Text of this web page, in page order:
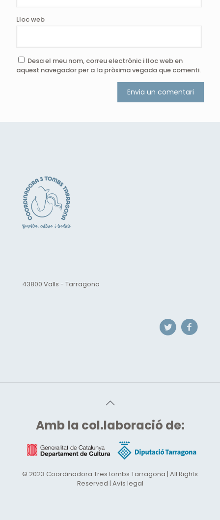
Lloc web
Desa el meu nom, correu electrònic i lloc web en
aquest navegador per a la pròxima vegada que comenti.
43800 Valls - Tarragona
Amb la col.laboració de:
© 2023 Coordinadora Tres tombs Tarragona | All Rights
Reserved | Avís legal